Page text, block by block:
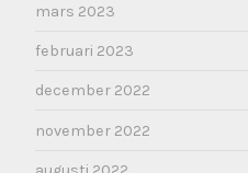
mars 2023
februari 2023
december 2022
november 2022